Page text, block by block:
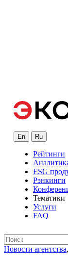
En Ru
Рейтинги
ESG
Рэнкинги
Тематики
Услуги
FAQ
Новости агентства